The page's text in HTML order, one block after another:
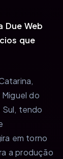
Due Web
que
do
tendo
em torno
a produção